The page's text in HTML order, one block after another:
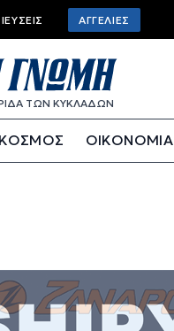
Top bar menuΑΓΓΕΛΊΕΣ
ΤΩΝ ΚΥΚΛΑΔΩΝ
ΚΟΣΜΟΣ ΟΙΚΟΝΟΜΙΑ